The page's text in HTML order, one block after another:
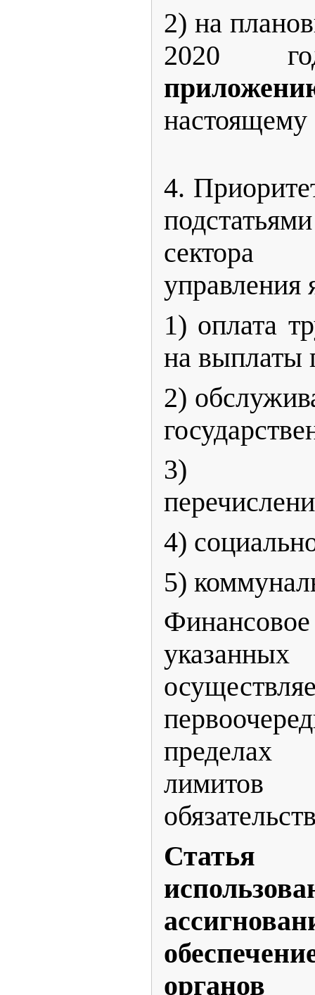
2) на
2020
4.
сектора
управления
1) оплата
на выплаты
2)
3)
4)
5)
Статья